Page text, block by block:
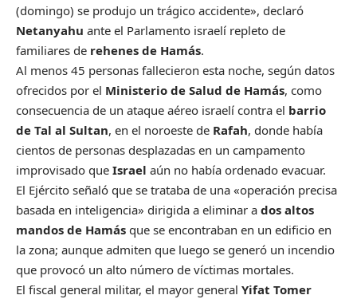
(domingo) se produjo un trágico accidente», declaró
Netanyahu ante el Parlamento israelí repleto de
familiares de rehenes de Hamás.
Al menos 45 personas fallecieron esta noche, según datos
ofrecidos por el Ministerio de Salud de Hamás, como
consecuencia de un ataque aéreo israelí contra el barrio
de Tal al Sultan, en el noroeste de Rafah, donde había
cientos de personas desplazadas en un campamento
improvisado que Israel aún no había ordenado evacuar.
El Ejército señaló que se trataba de una «operación precisa
basada en inteligencia» dirigida a eliminar a dos altos
mandos de Hamás que se encontraban en un edificio en
la zona; aunque admiten que luego se generó un incendio
que provocó un alto número de víctimas mortales.
El fiscal general militar, el mayor general Yifat Tomer